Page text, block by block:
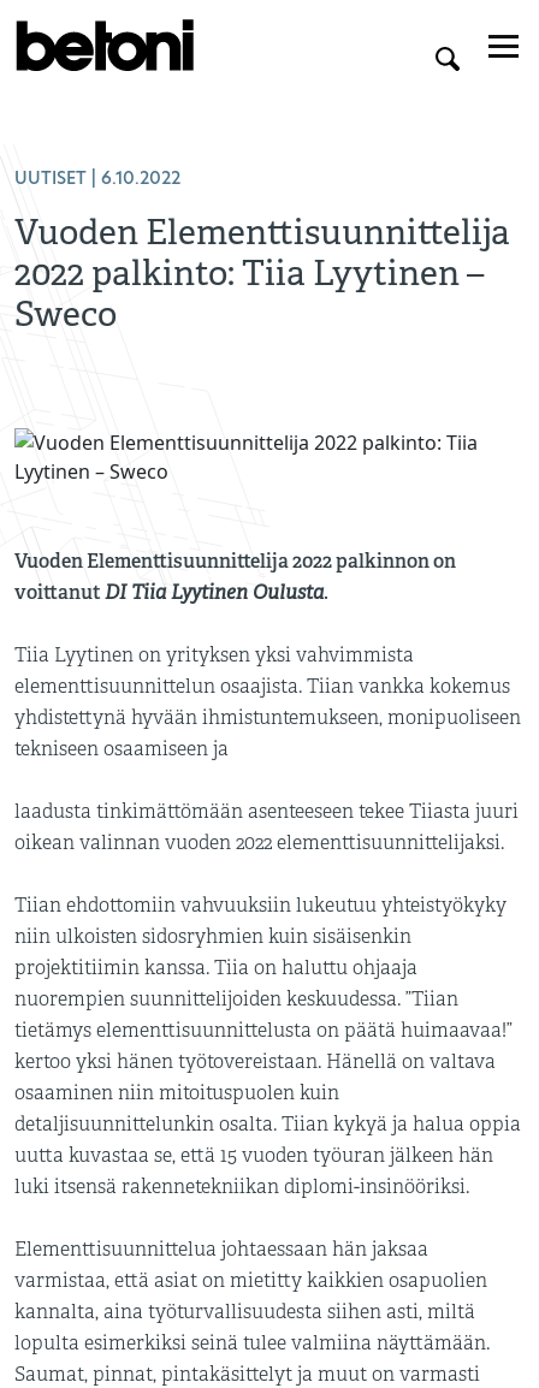
UUTISET | 6.10.2022
Vuoden Elementtisuunnittelija
2022 palkinto: Tiia Lyytinen –
Sweco
Vuoden Elementtisuunnittelija 2022 palkinnon on
voittanutDI Tiia Lyytinen Oulusta.
Tiia Lyytinen on yrityksen yksi vahvimmista
elementtisuunnittelun osaajista. Tiian vankka kokemus
yhdistettynä hyvään ihmistuntemukseen, monipuoliseen
tekniseen osaamiseen ja
laadusta tinkimättömään asenteeseen tekee Tiiasta juuri
oikean valinnan vuoden 2022 elementtisuunnittelijaksi.
Tiian ehdottomiin vahvuuksiin lukeutuu yhteistyökyky
niin ulkoisten sidosryhmien kuin sisäisenkin
projektitiimin kanssa. Tiia on haluttu ohjaaja
nuorempien suunnittelijoiden keskuudessa. ”Tiian
tietämys elementtisuunnittelusta on päätä huimaavaa!”
kertoo yksi hänen työtovereistaan. Hänellä on valtava
osaaminen niin mitoituspuolen kuin
detaljisuunnittelunkin osalta. Tiian kykyä ja halua oppia
uutta kuvastaa se, että 15 vuoden työuran jälkeen hän
luki itsensä rakennetekniikan diplomi-insinööriksi.
Elementtisuunnittelua johtaessaan hän jaksaa
varmistaa, että asiat on mietitty kaikkien osapuolien
kannalta, aina työturvallisuudesta siihen asti, miltä
lopulta esimerkiksi seinä tulee valmiina näyttämään.
Saumat, pinnat, pintakäsittelyt ja muut on varmasti